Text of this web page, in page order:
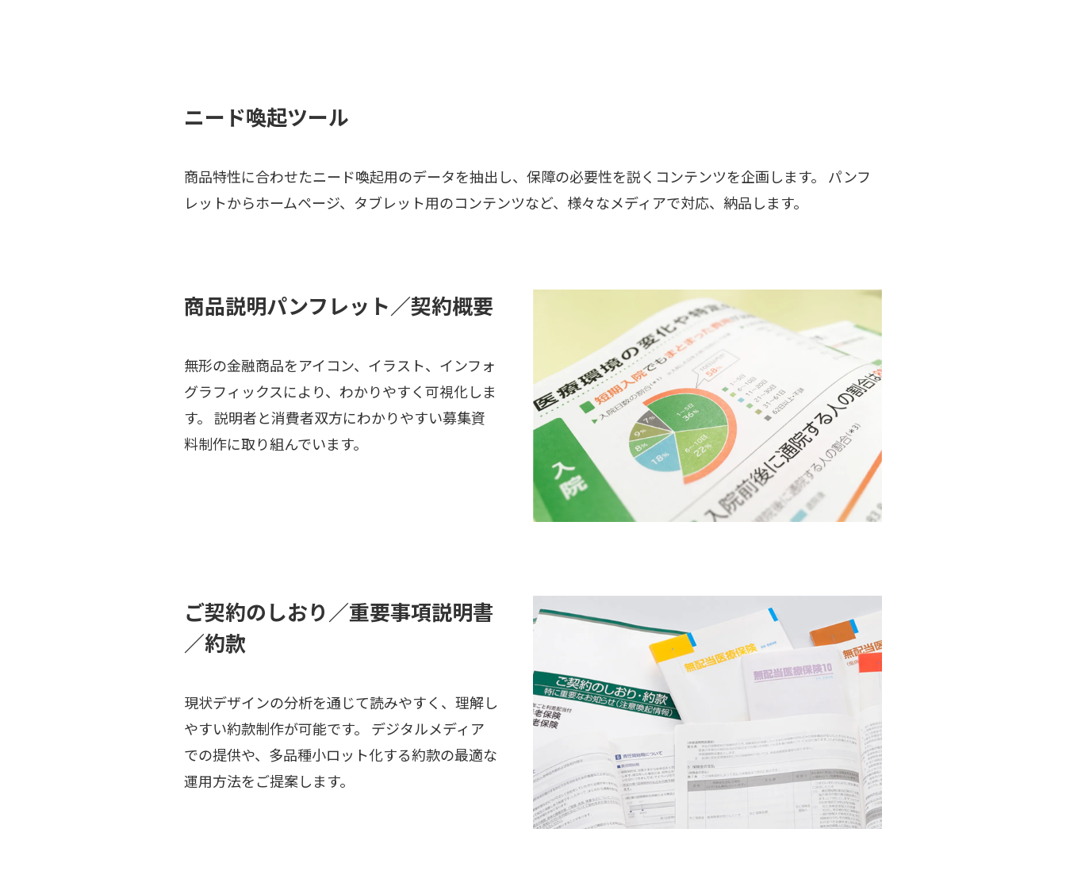
ニード喚起ツール
商品特性に合わせたニード喚起用のデータを抽出し、保障の必要性を説くコンテンツを企画します。 パンフ
レットからホームページ、タブレット用のコンテンツなど、様々なメディアで対応、納品します。
商品説明パンフレット／契約概要
無形の金融商品をアイコン、イラスト、インフォ
グラフィックスにより、わかりやすく可視化しま
す。 説明者と消費者双方にわかりやすい募集資
料制作に取り組んでいます。
ご契約のしおり／重要事項説明書
／約款
現状デザインの分析を通じて読みやすく、理解し
やすい約款制作が可能です。 デジタルメディア
での提供や、多品種小ロット化する約款の最適な
運用方法をご提案します。